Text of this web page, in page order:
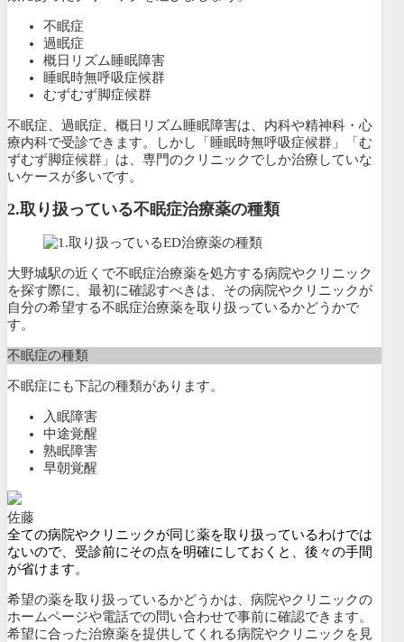
不眠症
過眠症
概日リズム睡眠障害
睡眠時無呼吸症候群
むずむず脚症候群
不眠症、過眠症、概日リズム睡眠障害は、内科や精神科・心
療内科で受診できます。しかし「睡眠時無呼吸症候群」「む
ずむず脚症候群」は、専門のクリニックでしか治療していな
いケースが多いです。
2.取り扱っている不眠症治療薬の種類
大野城駅の近くで不眠症治療薬を処方する病院やクリニック
を探す際に、最初に確認すべきは、その病院やクリニックが
自分の希望する不眠症治療薬を取り扱っているかどうかで
す。
不眠症の種類
不眠症にも下記の種類があります。
入眠障害
中途覚醒
熟眠障害
早朝覚醒
佐藤
全ての病院やクリニックが同じ薬を取り扱っているわけでは
ないので、受診前にその点を明確にしておくと、後々の手間
が省けます。
希望の薬を取り扱っているかどうかは、病院やクリニックの
ホームページや電話での問い合わせで事前に確認できます。
希望に合った治療薬を提供してくれる病院やクリニックを見